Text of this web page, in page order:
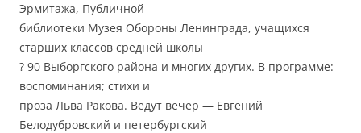
Эрмитажа, Публичной
библиотеки Музея Обороны Ленинграда, учащихся
старших классов средней школы
? 90 Выборгского района и многих других. В программе:
воспоминания; стихи и
проза Льва Ракова. Ведут вечер — Евгений
Белодубровский и петербургский